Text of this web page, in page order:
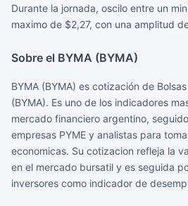
Durante la jornada, oscilo entre un
maximo de $2,27, con una amplitud
Sobre el BYMA (BYMA)
BYMA (BYMA) es cotización de
(BYMA). Es uno de los indicadores
mercado financiero argentino,
empresas PYME y analistas para
economicas. Su cotizacion refleja la
en el mercado bursatil y es seguida
inversores como indicador de